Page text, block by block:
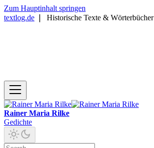
Zum Hauptinhalt springen
textlog.de
Historische Texte & Wörterbücher
Rainer Maria Rilke
Gedichte